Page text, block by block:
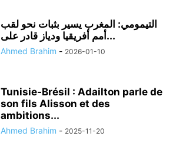
التيمومي: المغرب يسير بثبات نحو لقب
أمم أفريقيا ودياز قادر على...
Ahmed Brahim - 2026-01-10
Tunisie‑Brésil : Adailton parle de
son fils Alisson et des
ambitions...
Ahmed Brahim - 2025-11-20